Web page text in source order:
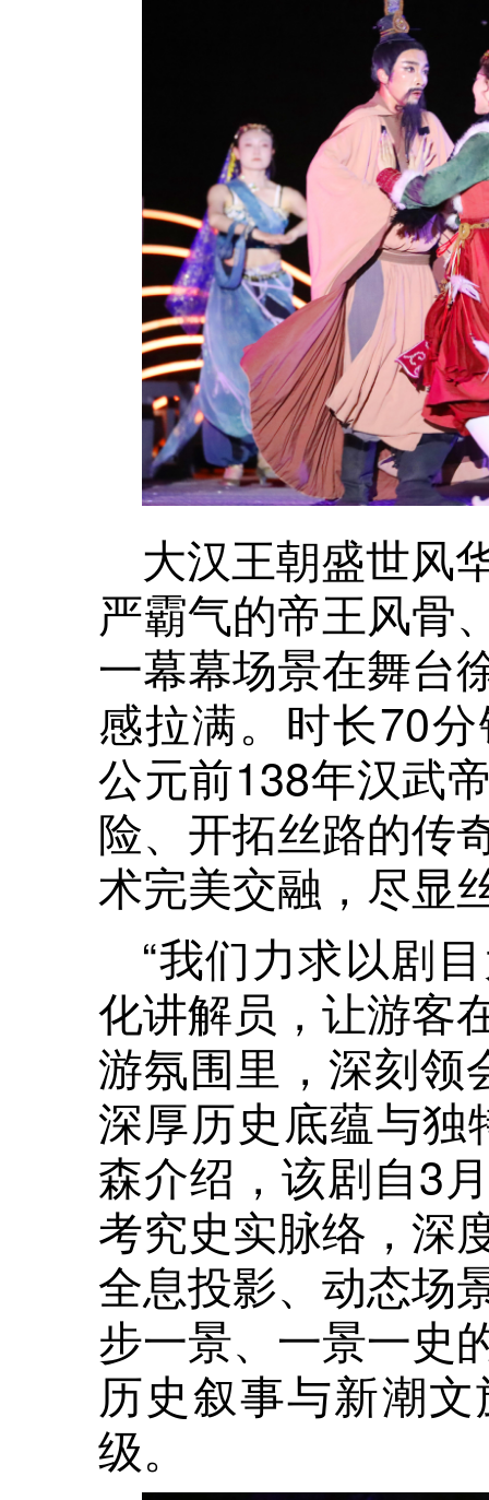
大汉王朝盛世风
严霸气的帝王风
一幕幕场景在舞台
感拉满。时长70
公元前138年汉武
险、开拓丝路的传
术完美交融，尽显
“我们力求以剧
化讲解员，让游客
游氛围里，深刻领
深厚历史底蕴与独
森介绍，该剧自3
考究史实脉络，深
全息投影、动态场
步一景、一景一史
历史叙事与新潮
级。